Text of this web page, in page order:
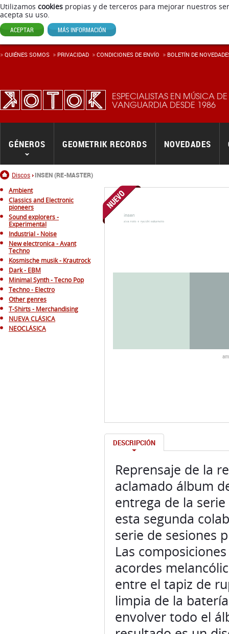
Utilizamos cookies propias y de terceros para mejorar nuestros
acepta su uso.
ACEPTAR MÁS INFORMACIÓN
ESPECIALISTAS EN MÚSICA DE
VANGUARDIA DESDE 1986
Inicio
Discos INSEN (RE-MASTER)
GÉNEROS GEOMETRIK RECORDS NOVEDADES
QUIÉNES SOMOS PRIVACIDAD CONDICIONES DE ENVÍ­O BOLETÍN DE
Ambient
Classics and Electronic
pioneers
Sound explorers -
Experimental
Industrial - Noise
New electronica - Avant
Techno
Kosmische musik - Krautrock
Dark - EBM
Minimal Synth - Tecno Pop
Techno - Electro
Other genres
T-Shirts - Merchandising
NUEVA CLÁSICA
NEOCLÁSICA
DESCRIPCIÓN
Reprensaje de la
aclamado álbum
entrega de la
esta segunda
serie de sesiones
Las
acordes
entre el tapiz de
limpia de la
envolver todo el